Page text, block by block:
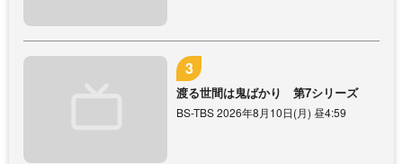
渡る世間は鬼ばかり 第7シリーズ
BS-TBS 2026年8月10日(月) 昼4:59